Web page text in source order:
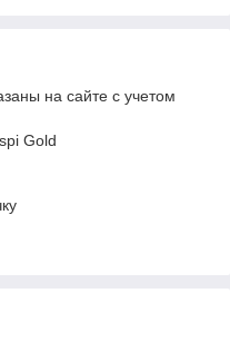
на сайте с учетом
Gold